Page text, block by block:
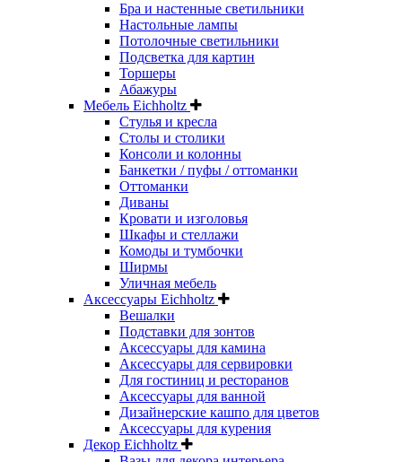
Бра и настенные светильники
Настольные лампы
Потолочные светильники
Подсветка для картин
Торшеры
Абажуры
Мебель Eichholtz
Стулья и кресла
Столы и столики
Консоли и колонны
Банкетки / пуфы / оттоманки
Оттоманки
Диваны
Кровати и изголовья
Шкафы и стеллажи
Комоды и тумбочки
Ширмы
Уличная мебель
Аксессуары Eichholtz
Вешалки
Подставки для зонтов
Аксессуары для камина
Аксессуары для сервировки
Для гостиниц и ресторанов
Аксессуары для ванной
Дизайнерские кашпо для цветов
Аксессуары для курения
Декор Eichholtz